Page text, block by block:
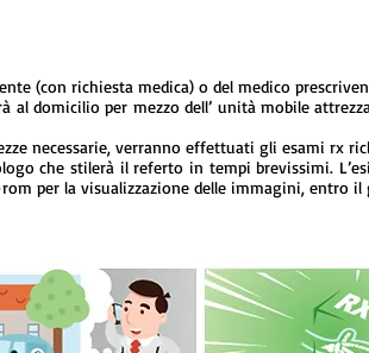
(con richiesta medica) o del medico
al domicilio per mezzo dell’ unità mobile
necessarie, verranno effettuati gli esami rx
che stilerà il referto in tempi brevissimi.
per la visualizzazione delle immagini, entro il